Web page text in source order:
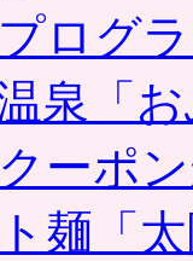
ログ
泉「
ーポ
麺「